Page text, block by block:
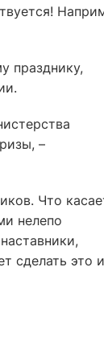
празднику,
–
Что
нелепо
сделать это и